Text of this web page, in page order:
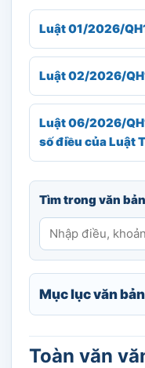
Luật 01/2026/
Luật 02/2026/
Luật 06/2026/
số điều của Luật
Tìm trong văn bản
Mục lục văn bản
Toàn văn